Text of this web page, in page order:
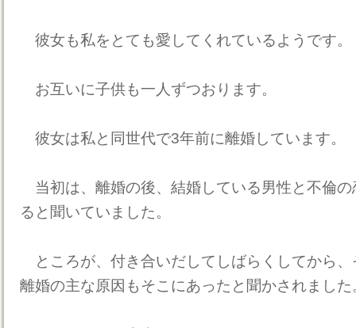
彼女も私をとても愛してくれているようです。
お互いに子供も一人ずつおります。
彼女は私と同世代で3年前に離婚しています。
当初は、離婚の後、結婚している男性と不倫
ると聞いていました。
ところが、付き合いだしてしばらくしてから
離婚の主な原因もそこにあったと聞かされました